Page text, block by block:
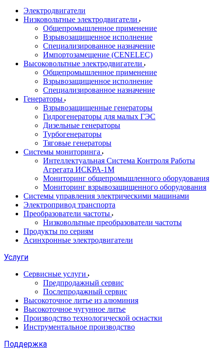
Электродвигатели
Низковольтные электродвигатели
Общепромышленное применение
Взрывозащищенное исполнение
Специализированное назначение
Импортозамещение (CENELEC)
Высоковольтные электродвигатели
Общепромышленное применение
Взрывозащищенное исполнение
Специализированное назначение
Генераторы
Взрывозащищенные генераторы
Гидрогенераторы для малых ГЭС
Дизельные генераторы
Турбогенераторы
Тяговые генераторы
Системы мониторинга
Интеллектуальная Система Контроля Работы
Агрегата ИСКРА-1М
Мониторинг общепромышленного оборудования
Мониторинг взрывозащищенного оборудования
Системы управления электрическими машинами
Электропривод транспорта
Преобразователи частоты
Низковольтные преобразователи частоты
Продукты по сериям
Асинхронные электродвигатели
Услуги
Сервисные услуги
Предпродажный сервис
Послепродажный сервис
Высокоточное литье из алюминия
Высокоточное чугунное литье
Производство технологической оснастки
Инструментальное производство
Поддержка